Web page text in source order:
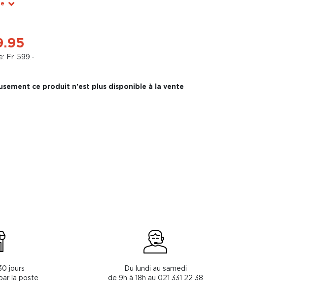
Fr. 599.-
ce produit n'est plus disponible à la vente
jours
la poste
Du lundi au samedi
de 9h à 18h au 021 331 22 38